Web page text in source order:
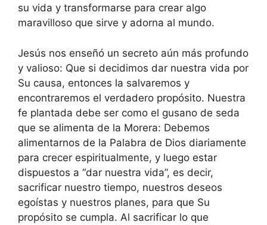
su vida y transformarse para crear algo
maravilloso que sirve y adorna al mundo.
Jesús nos enseñó un secreto aún más profundo
y valioso: Que si decidimos dar nuestra vida por
Su causa, entonces la salvaremos y
encontraremos el verdadero propósito. Nuestra
fe plantada debe ser como el gusano de seda
que se alimenta de la Morera: Debemos
alimentarnos de la Palabra de Dios diariamente
para crecer espiritualmente, y luego estar
dispuestos a “dar nuestra vida”, es decir,
sacrificar nuestro tiempo, nuestros deseos
egoístas y nuestros planes, para que Su
propósito se cumpla. Al sacrificar lo que